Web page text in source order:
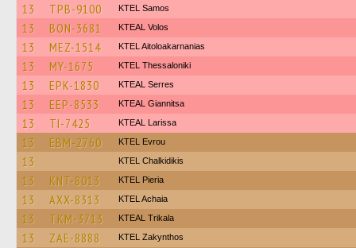
13 TPB-9100 KTEL Samos
13 BON-3681 KTEAL Volos
13 MEZ-1514 KTEL Aitoloakarnanias
13 MY-1675 KTEL Thessaloniki
13 EPK-1830 KTEAL Serres
13 EEP-8533 KTEAL Giannitsa
13 TI-7425 KTEAL Larissa
13 EBM-2760 KTEL Evrou
13 ΚΤΕL Chalkidikis
13 KNT-8013 KTEL Pieria
13 AXX-8313 KTEL Achaia
13 TKM-3713 KTEAL Trikala
13 ZAE-8888 KTEL Zakynthos